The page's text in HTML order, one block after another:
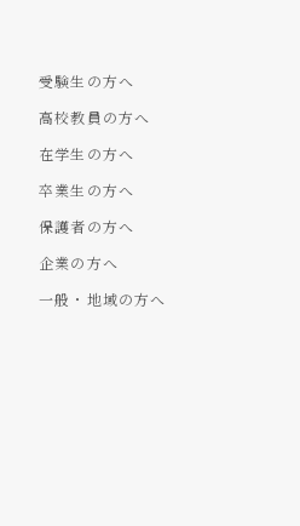
受験生の方へ
高校教員の方へ
在学生の方へ
卒業生の方へ
保護者の方へ
企業の方へ
一般・地域の方へ